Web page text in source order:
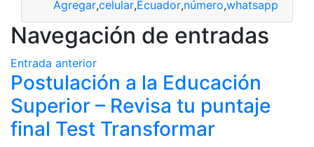
Agregar,celular,Ecuador,número,whatsapp
Navegación de entradas
Entrada anterior
Postulación a la Educación
Superior – Revisa tu puntaje
final Test Transformar